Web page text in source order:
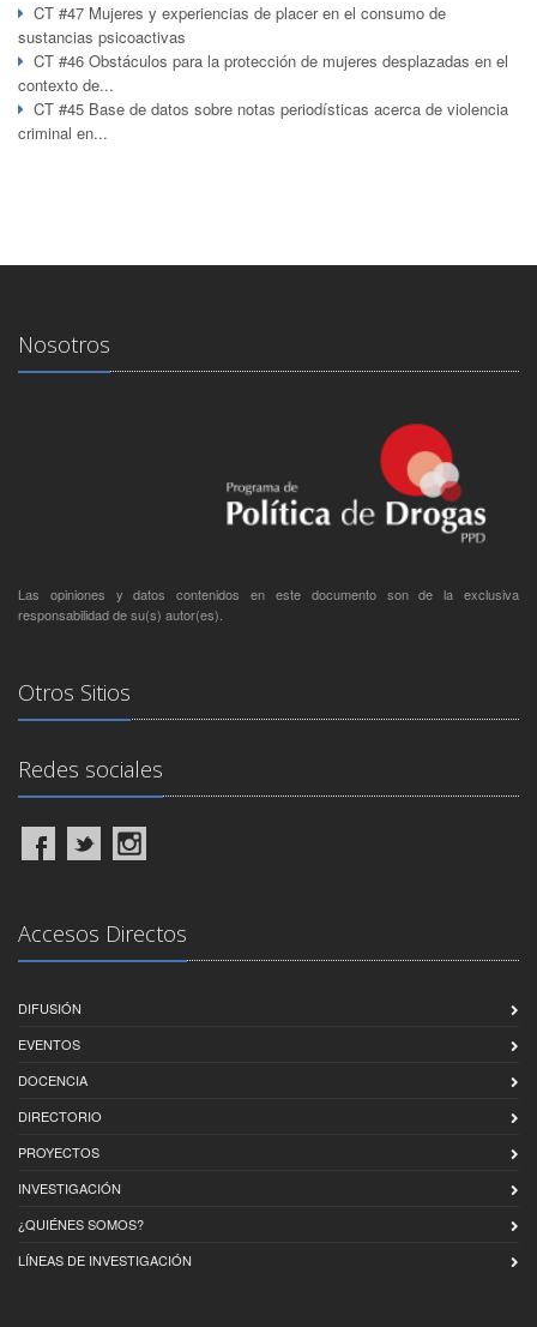
CT #47 Mujeres y experiencias de placer en el consumo de
sustancias psicoactivas
CT #46 Obstáculos para la protección de mujeres desplazadas en el
contexto de...
CT #45 Base de datos sobre notas periodísticas acerca de violencia
criminal en...
Nosotros
Las opiniones y datos contenidos en este documento son de la exclusiva
responsabilidad de su(s) autor(es).
Otros Sitios
Redes sociales
Accesos Directos
DIFUSIÓN
EVENTOS
DOCENCIA
DIRECTORIO
PROYECTOS
INVESTIGACIÓN
¿QUIÉNES SOMOS?
LÍNEAS DE INVESTIGACIÓN